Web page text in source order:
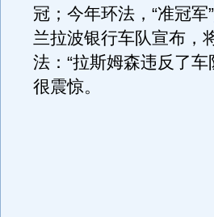
冠；今年环法，“准冠军”
兰拉波银行车队宣布，
法：“拉斯姆森违反了
很震惊。